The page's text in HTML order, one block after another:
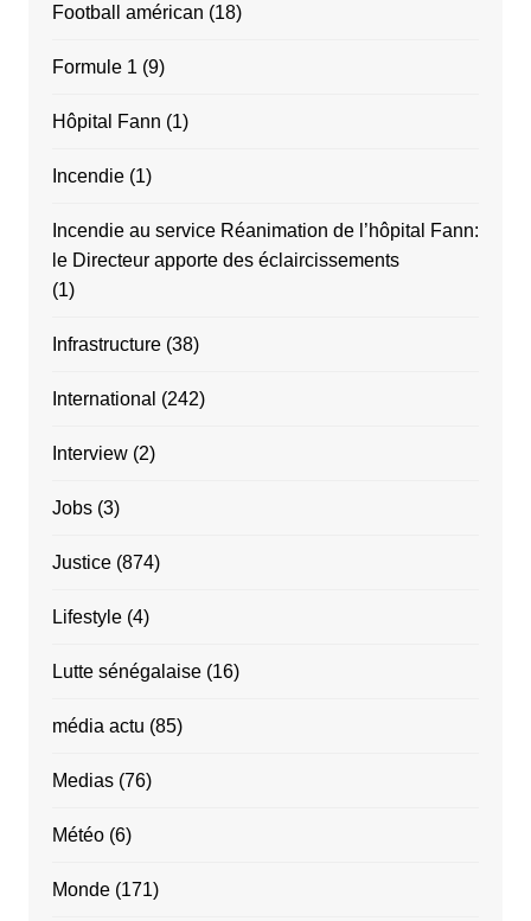
Football américan (18)
Formule 1 (9)
Hôpital Fann (1)
Incendie(1)
Incendie au service Réanimation de l’hôpital Fann:
le Directeur apporte des éclaircissements
(1)
Infrastructure(38)
International (242)
Interview(2)
Jobs(3)
Justice(874)
Lifestyle(4)
Lutte sénégalaise(16)
média actu (85)
Medias(76)
Météo(6)
Monde(171)